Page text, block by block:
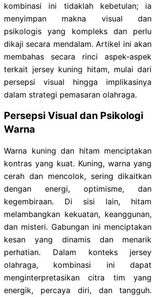
kombinasi ini tidaklah kebetulan; ia
menyimpan makna visual dan
psikologis yang kompleks dan perlu
dikaji secara mendalam. Artikel ini akan
membahas secara rinci aspek-aspek
terkait jersey kuning hitam, mulai dari
persepsi visual hingga implikasinya
dalam strategi pemasaran olahraga.
Persepsi Visual dan Psikologi
Warna
Warna kuning dan hitam menciptakan
kontras yang kuat. Kuning, warna yang
cerah dan mencolok, sering dikaitkan
dengan energi, optimisme, dan
kegembiraan. Di sisi lain, hitam
melambangkan kekuatan, keanggunan,
dan misteri. Gabungan ini menciptakan
kesan yang dinamis dan menarik
perhatian. Dalam konteks jersey
olahraga, kombinasi ini dapat
menginterpretasikan citra tim yang
energik, percaya diri, dan tangguh.